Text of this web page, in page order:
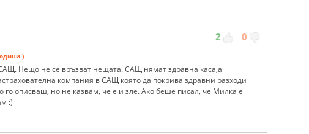
2 0
)
Нещо не се връзват нещата. САЩ нямат здравна каса,а
компания в САЩ която да покрива здравни разходи
го описваш, но не казвам, че е и зле. Ако беше писал, че Милка е
:)